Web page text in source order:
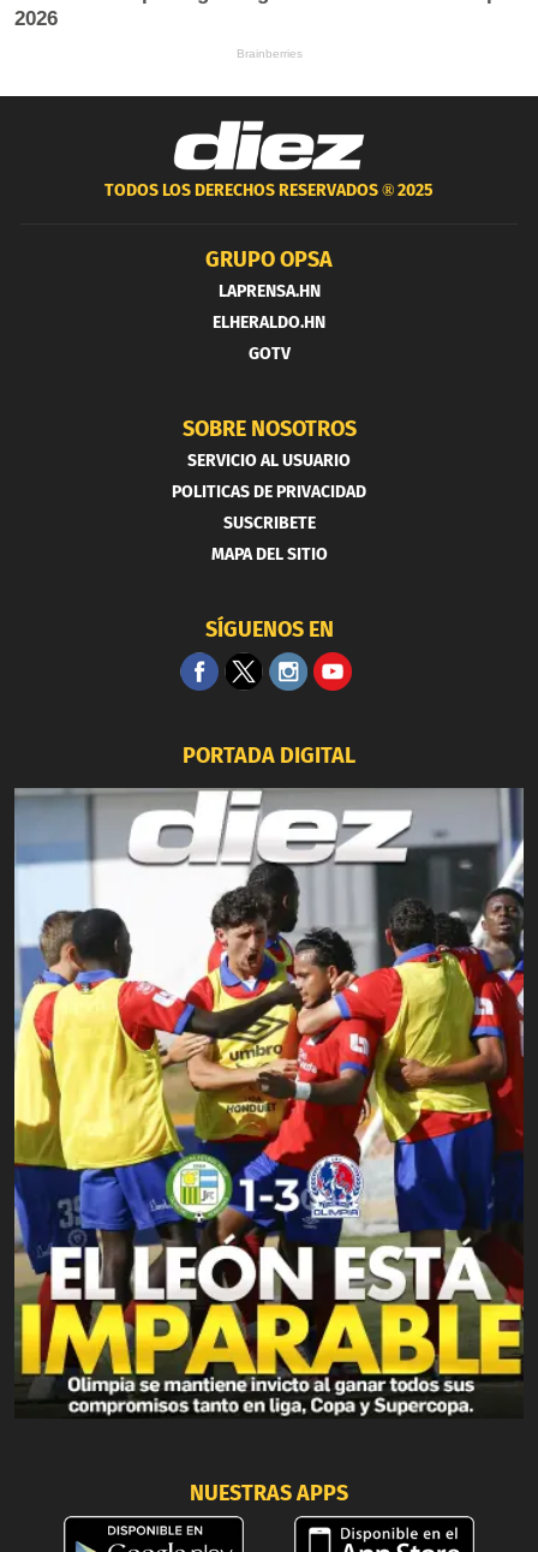
TODOS LOS DERECHOS RESERVADOS ®2025
GRUPO OPSA
LAPRENSA.HN
ELHERALDO.HN
GOTV
SOBRE NOSOTROS
SERVICIO AL USUARIO
POLITICAS DE PRIVACIDAD
SUSCRIBETE
MAPA DEL SITIO
SÍGUENOS EN
PORTADA DIGITAL
NUESTRAS APPS